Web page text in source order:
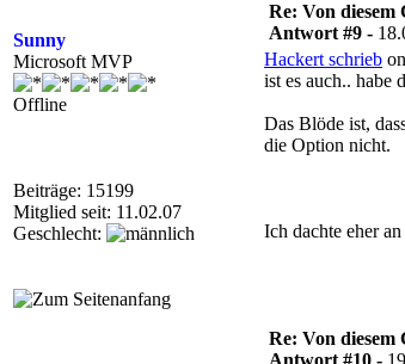
Sunny
Microsoft MVP
Offline
Beiträge: 15199
Mitglied seit: 11.02.07
Geschlecht:
Re: Von
Antwort #9 -
Hackert schrieb
ist es auch.. habe
Das Blöde ist,
die Option nicht.
Ich dachte eher
Re: Von
Antwort #10 -